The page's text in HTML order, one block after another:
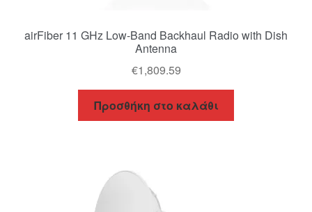
airFiber 11 GHz Low-Band Backhaul Radio with Dish
Antenna
€1,809.59
Προσθήκη στο καλάθι